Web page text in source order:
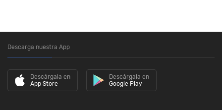
Descarga nuestra App
Descárgala en
App Store
Descárgala en
Google Play